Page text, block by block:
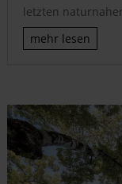
letzten
mehr lesen